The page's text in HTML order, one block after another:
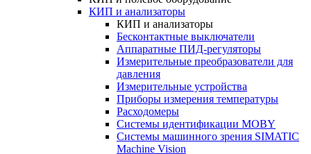
КИП и анализаторы
КИП и анализаторы
Бесконтактные выключатели
Аппаратные ПИД-регуляторы
Измерительные преобразователи для
давления
Измерительные устройства
Приборы измерения температуры
Расходомеры
Системы идентификации MOBY
Системы машинного зрения SIMATIC
Machine Vision